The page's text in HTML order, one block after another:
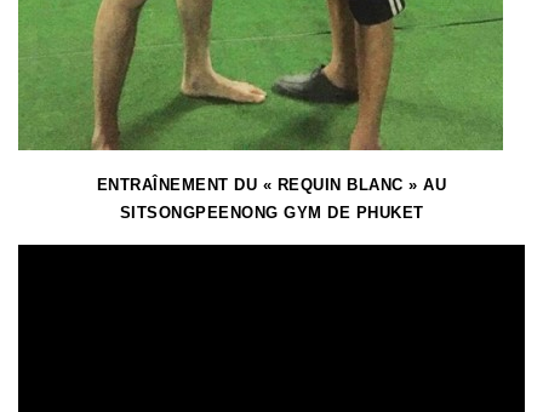
ENTRAÎNEMENT DU « REQUIN BLANC » AU
SITSONGPEENONG GYM DE PHUKET